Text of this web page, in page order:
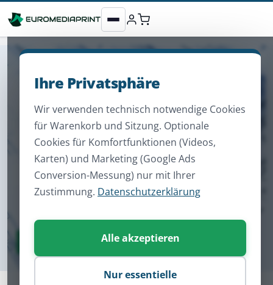
Ihre Privatsphäre
Wir verwenden technisch notwendige Cookies
für Warenkorb und Sitzung. Optionale
Cookies für Komfortfunktionen (Videos,
Karten) und Marketing (Google Ads
Conversion-Messung) nur mit Ihrer
Zustimmung. Datenschutzerklärung
Alle akzeptieren
Nur essentielle